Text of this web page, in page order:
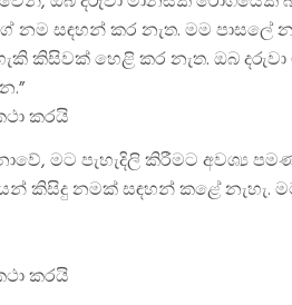
නම සඳහන් කර නැත. මම පාසලේ
කිසිවක් හෙළි කර නැත. ඔබ
කරයි
මට පැහැදිලි කිරීමට අවශ්‍ය
කිසිදු නමක් සඳහන් කළේ නැහැ.
කරයි